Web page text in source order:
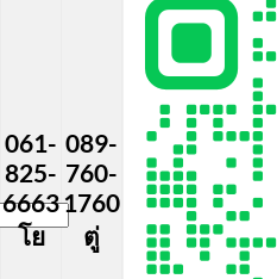
061-
825-
6663
โย
089-
760-
1760
ตู่